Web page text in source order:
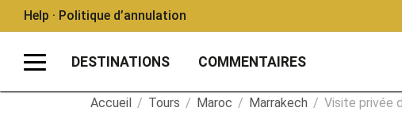
Help · Politique d’annulation
DESTINATIONS COMMENTAIRES
Accueil / Tours / Maroc / Marrakech / Visite privée